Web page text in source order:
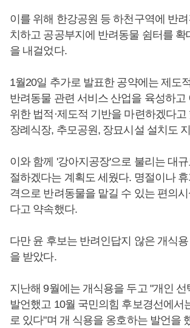
이를 위해 한강공원 등 하천구역에 반
치하고 공공부지에 반려동물 쉼터를 확
을 내걸었다.
1월20일 추가로 발표한 공약에는 제도
반려동물 관련 서비스 산업을 육성하고
위한 법적·제도적 기반을 마련하겠다
장례식장, 추모공원, 장묘시설 설치도
이와 함께 '강아지공장'으로 불리는 대
절하겠다는 계획도 세웠다. 명절이나
격으로 반려동물을 맡길 수 있는 편의
다고 약속했다.
다만 윤 후보는 반려인답지 않은 개식
을 받았다.
지난해 9월에는 개식용을 두고 "개인
발언했고 10월 국민의힘 후보경선에서
로 있다"며 개 식용을 옹호하는 발언을